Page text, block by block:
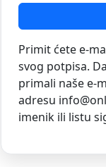
Primit ćete e-
svog potpisa.
primali naše e-
adresu
imenik ili listu